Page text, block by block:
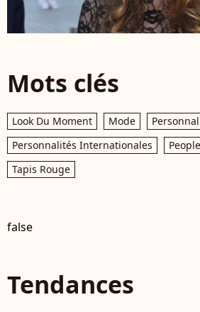
Mots clés
Look Du Moment Mode
Personnalités Internationales
Tapis Rouge
false
Tendances